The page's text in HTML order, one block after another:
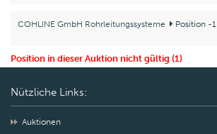
COHLINE GmbH Rohrleitungssysteme Position -1
Position in dieser Auktion nicht gültig (1)
Nützliche Links:
Auktionen